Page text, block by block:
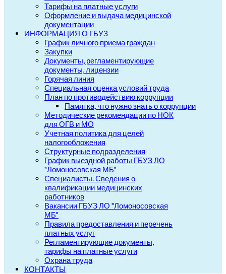
Тарифы на платные услуги
Оформление и выдача медицинской
документации
ИНФОРМАЦИЯ О ГБУЗ
График личного приема граждан
Закупки
Документы, регламентирующие
документы, лицензии
Горячая линия
Специальная оценка условий труда
План по противодействию коррупции
Памятка, что нужно знать о коррупции
Методические рекомендации по НОК
для ОГВ и МО
Учетная политика для целей
налогообложения
Структурные подразделения
График выездной работы ГБУЗ ЛО
"Ломоносовская МБ"
Специалисты. Сведения о
квалификации медицинских
работников
Вакансии ГБУЗ ЛО "Ломоносовская
МБ"
Правила предоставления и перечень
платных услуг
Регламентирующие документы,
тарифы на платные услуги
Охрана труда
КОНТАКТЫ